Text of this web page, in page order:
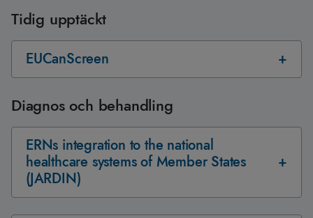
Tidig upptäckt
EUCanScreen
Diagnos och behandling
ERNs integration to the national
healthcare systems of Member States
(JARDIN)